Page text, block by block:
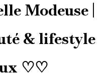
Modeuse |
& lifestyle
♡♡